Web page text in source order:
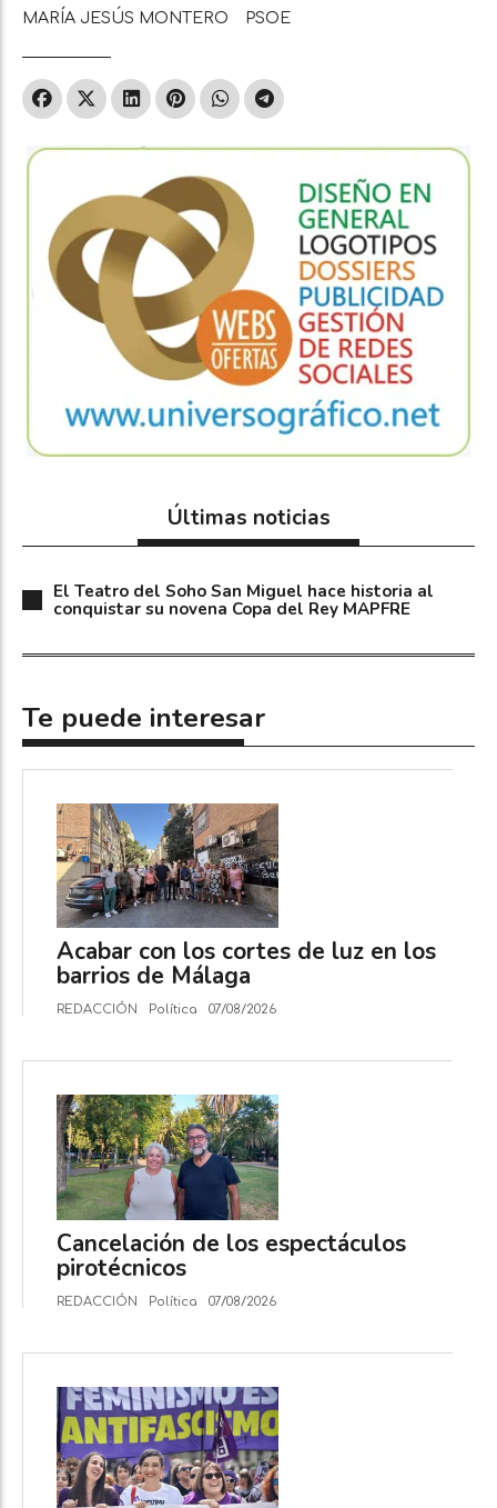
MARÍA JESÚS MONTERO PSOE
Últimas noticias
El Teatro del Soho San Miguel hace historia al
conquistar su novena Copa del Rey MAPFRE
Te puede interesar
Acabar con los cortes de luz en los
barrios de Málaga
REDACCIÓN Política 07/08/2026
Cancelación de los espectáculos
pirotécnicos
REDACCIÓN Política 07/08/2026